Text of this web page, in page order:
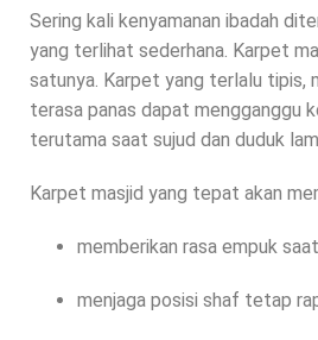
Sering kali kenyamanan ibadah
yang terlihat sederhana. Karpet
satunya. Karpet yang terlalu tipis,
terasa panas dapat mengganggu
terutama saat sujud dan duduk
Karpet masjid yang tepat akan
memberikan rasa empuk
menjaga posisi shaf tetap